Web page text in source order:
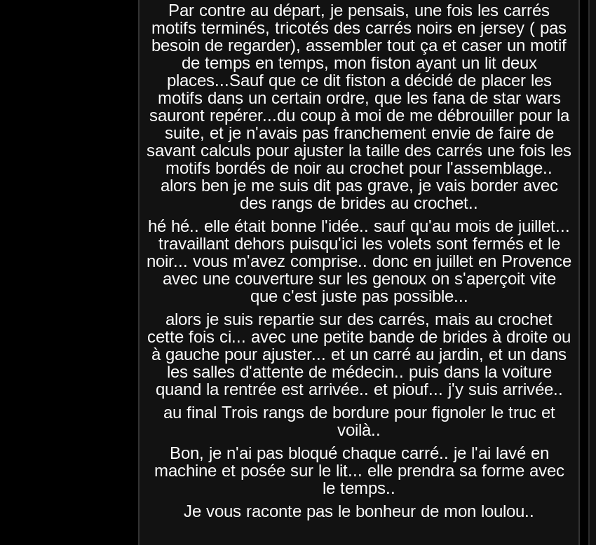
Par contre au départ, je pensais, une fois les carrés
motifs terminés, tricotés des carrés noirs en jersey ( pas
besoin de regarder), assembler tout ça et caser un motif
de temps en temps, mon fiston ayant un lit deux
places...Sauf que ce dit fiston a décidé de placer les
motifs dans un certain ordre, que les fana de star wars
sauront repérer...du coup à moi de me débrouiller pour la
suite, et je n'avais pas franchement envie de faire de
savant calculs pour ajuster la taille des carrés une fois les
motifs bordés de noir au crochet pour l'assemblage..
alors ben je me suis dit pas grave, je vais border avec
des rangs de brides au crochet..
hé hé.. elle était bonne l'idée.. sauf qu'au mois de juillet...
travaillant dehors puisqu'ici les volets sont fermés et le
noir... vous m'avez comprise.. donc en juillet en Provence
avec une couverture sur les genoux on s'aperçoit vite
que c'est juste pas possible...
alors je suis repartie sur des carrés, mais au crochet
cette fois ci... avec une petite bande de brides à droite ou
à gauche pour ajuster... et un carré au jardin, et un dans
les salles d'attente de médecin.. puis dans la voiture
quand la rentrée est arrivée.. et piouf... j'y suis arrivée..
au final Trois rangs de bordure pour fignoler le truc et
voilà..
Bon, je n'ai pas bloqué chaque carré.. je l'ai lavé en
machine et posée sur le lit... elle prendra sa forme avec
le temps..
Je vous raconte pas le bonheur de mon loulou..